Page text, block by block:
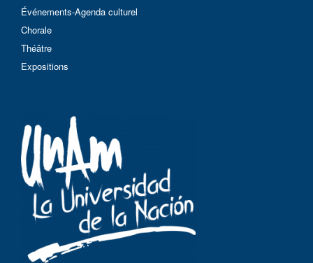
Événements-Agenda culturel
Chorale
Théâtre
Expositions